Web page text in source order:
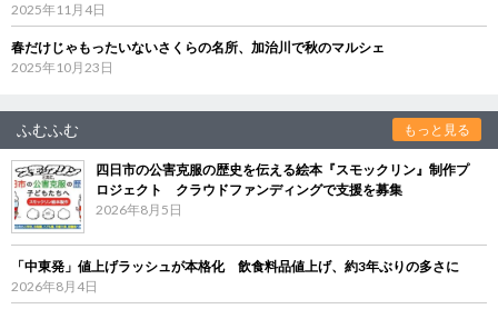
2025年11月4日
春だけじゃもったいないさくらの名所、加治川で秋のマルシェ
2025年10月23日
ふむふむ もっと見る
四日市の公害克服の歴史を伝える絵本『スモックリン』制作プ
ロジェクト クラウドファンディングで支援を募集
2026年8月5日
「中東発」値上げラッシュが本格化 飲食料品値上げ、約3年ぶりの多さに
2026年8月4日